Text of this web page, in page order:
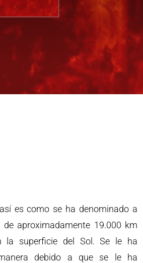
así es como se ha denominado a
aproximadamente 19.000 km
la superficie del Sol. Se le ha
debido a que se le ha